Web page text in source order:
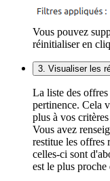
Vous pouvez
réinitialiser en
3. Visualiser les
La liste des
pertinence. Cela
plus à vos critères
Vous avez
restitue les offres
celles-ci sont
est le plus proche